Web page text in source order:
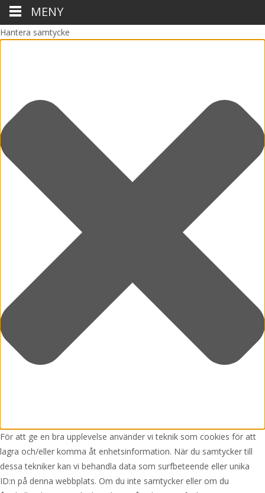
Hantera samtycke
För att ge en bra upplevelse använder vi teknik som cookies för att
lagra och/eller komma åt enhetsinformation. När du samtycker till
dessa tekniker kan vi behandla data som surfbeteende eller unika
ID:n på denna webbplats. Om du inte samtycker eller om du
MENY